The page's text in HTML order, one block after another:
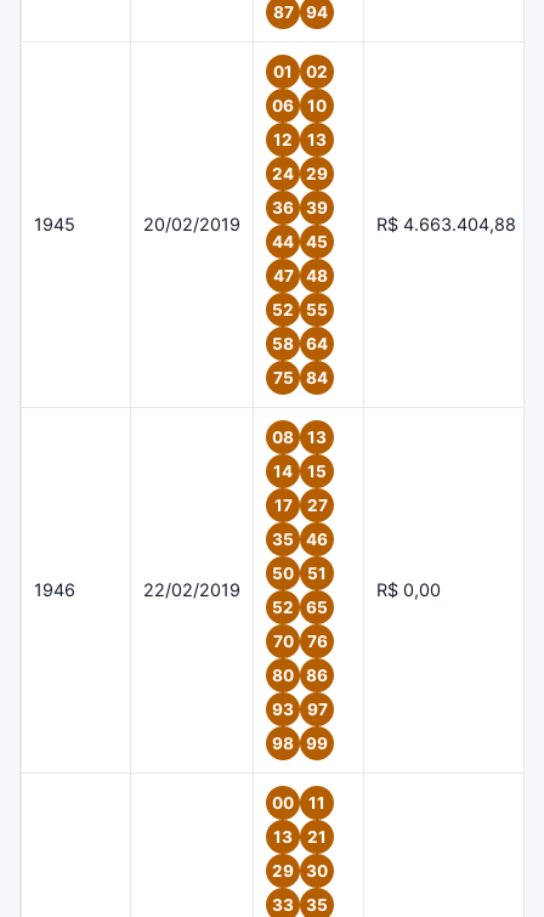
87
94
1945 20/02/2019
01
02
06
10
12
13
24
29
36
39
44
45
47
48
52
55
58
64
75
84
R$ 4.663.404,88
1946 22/02/2019
08
13
14
15
17
27
35
46
50
51
52
65
70
76
80
86
93
97
98
99
R$ 0,00
00
11
13
21
29
30
33
35